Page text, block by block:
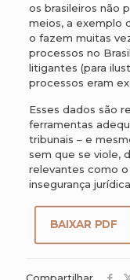
os brasileiros não
meios, a exemplo
o fazem muitas
processos no
litigantes (para
processos eram
Esses dados são
ferramentas
tribunais – e
sem que se viole,
relevantes como o
insegurança
BAIXAR PDF